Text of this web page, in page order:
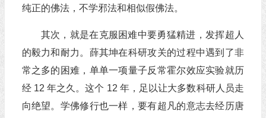
纯正的佛法，不学邪法和相似假佛法。
其次，就是在克服困难中要勇猛精进，发挥超人
的毅力和耐力。薛其坤在科研攻关的过程中遇到了非
常之多的困难，单单一项量子反常霍尔效应实验就历
经 12 年之久。这个 12 年，足以让大多数科研人员走
向绝望。学佛修行也一样，要有超凡的意志去经历唐